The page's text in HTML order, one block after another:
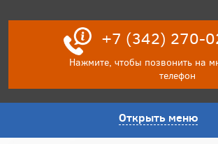
+7 (342) 270-
Нажмите, чтобы позвонить на
телефон
Открыть меню